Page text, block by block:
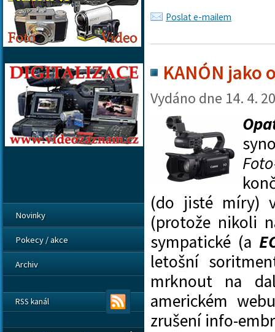
Poslat e-mailem
KANÓN jako
Vydáno dne 14. 4.
(do jisté míry)
(protože nikoli
sympatické (a
letošní
mrknout na
americkém
zrušení info-
Novinky
Pokecy / akce
Archiv
RSS kanál